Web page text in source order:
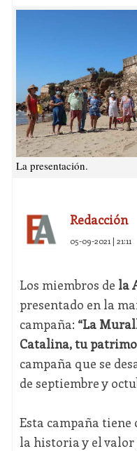
La presentación.
Redacción
05-09-2021 | 21:11
Los miembros de la
presentado en la
campaña: “La
Catalina, tu
campaña que se
de septiembre y
Esta campaña tiene
la historia y el